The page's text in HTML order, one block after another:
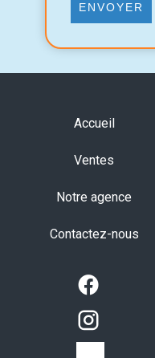
ENVOYER
Accueil
Ventes
Notre agence
Contactez-nous